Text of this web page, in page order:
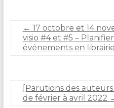
← 17 octobre et 14
visio #4 et #5 –
événements en librairie
[Parutions des
de février à avril 2022